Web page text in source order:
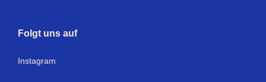
Folgt uns auf
Instagram